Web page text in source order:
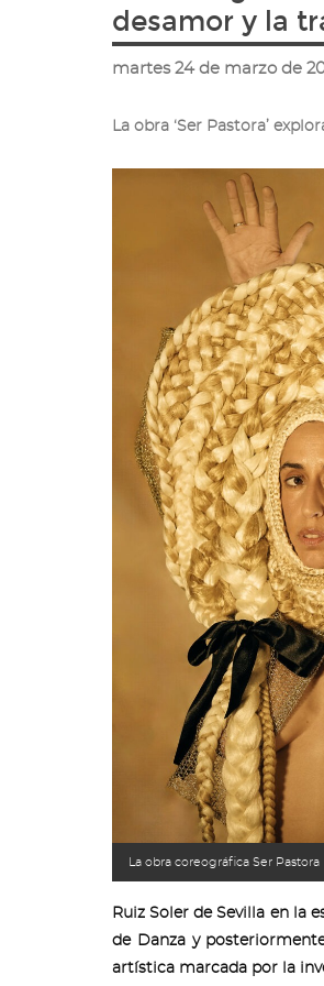
a
la
página
inicio
desamor y la
martes 24 de marzo de
La obra ‘Ser Pastora’
La obra coreográfica Ser Pastora
Ruiz Soler de Sevilla en la
de Danza y
artística marcada por la